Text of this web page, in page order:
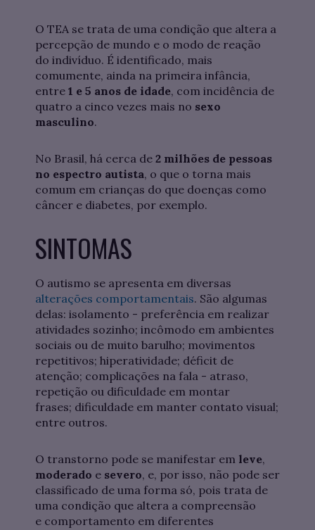
O TEA se trata de uma condição que altera a
percepção de mundo e o modo de reação
do indivíduo. É identificado, mais
comumente, ainda na primeira infância,
entre 1 e 5 anos de idade, com incidência de
quatro a cinco vezes mais no sexo
masculino.
No Brasil, há cerca de 2 milhões de pessoas
no espectro autista, o que o torna mais
comum em crianças do que doenças como
câncer e diabetes, por exemplo.
SINTOMAS
O autismo se apresenta em diversas
alterações comportamentais. São algumas
delas: isolamento - preferência em realizar
atividades sozinho; incômodo em ambientes
sociais ou de muito barulho; movimentos
repetitivos; hiperatividade; déficit de
atenção; complicações na fala - atraso,
repetição ou dificuldade em montar
frases; dificuldade em manter contato visual;
entre outros.
O transtorno pode se manifestar em leve,
moderado e severo, e, por isso, não pode ser
classificado de uma forma só, pois trata de
uma condição que altera a compreensão
e comportamento em diferentes